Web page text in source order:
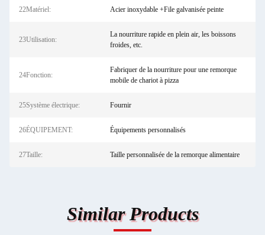
22Matériel: Acier inoxydable +File galvanisée peinte
23Utilisation:
La nourriture rapide en plein air, les boissons
froides, etc.
24Fonction:
Fabriquer de la nourriture pour une remorque
mobile de chariot à pizza
25Système électrique: Fournir
26ÉQUIPEMENT: Équipements personnalisés
27Taille: Taille personnalisée de la remorque alimentaire
Similar Products